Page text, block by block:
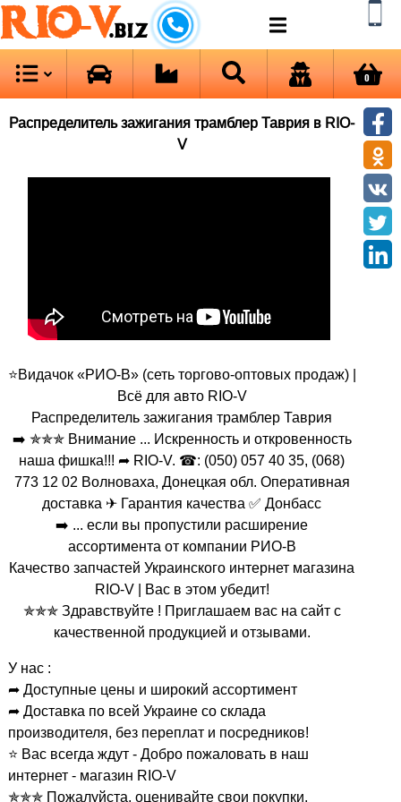
RIO-V.biz
0
Распределитель зажигания трамблер Таврия в RIO-
V
⭐Видачок «РИО-В» (сеть торгово-оптовых продаж) |
Всё для авто RIO-V
Распределитель зажигания трамблер Таврия
➡️ ✯✯✯ Внимание ... Искренность и откровенность
наша фишка!!! ➦ RIO-V. ☎: (050) 057 40 35, (068)
773 12 02 Волноваха, Донецкая обл. Оперативная
доставка ✈ Гарантия качества ✅ Донбасс
➡️ ... если вы пропустили расширение
ассортимента от компании РИО-В
Качество запчастей Украинского интернет магазина
RIO-V | Вас в этом убедит!
✯✯✯ Здравствуйте ! Приглашаем вас на сайт с
качественной продукцией и отзывами.
У нас :
➦ Доступные цены и широкий ассортимент
➦ Доставка по всей Украине со склада
производителя, без переплат и посредников!
⭐ Вас всегда ждут - Добро пожаловать в наш
интернет - магазин RIO-V
✯✯✯ Пожалуйста, оценивайте свои покупки,